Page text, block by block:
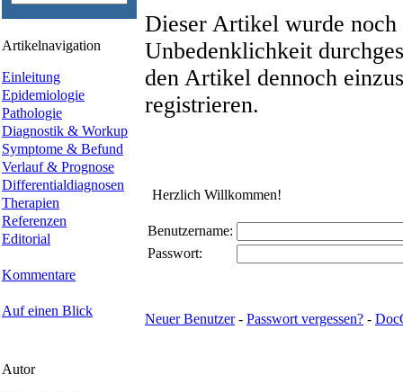
Artikelnavigation
Einleitung
Epidemiologie
Pathologie
Diagnostik & Workup
Symptome & Befund
Verlauf & Prognose
Differentialdiagnosen
Therapien
Referenzen
Editorial
Kommentare
Auf einen Blick
Autor
Dieser Artikel wurde
Unbedenklichkeit
den Artikel dennoch
registrieren.
Herzlich Willkommen!
Benutzername:
Passwort:
Neuer Benutzer- Passwort vergessen? -